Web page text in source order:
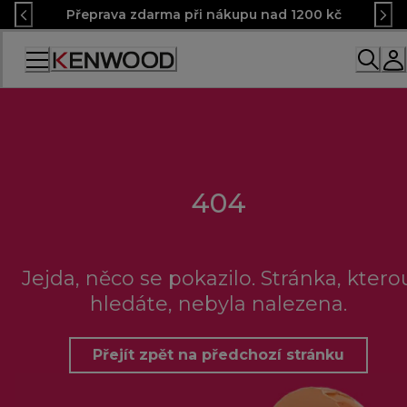
Skip
to
Content
Přeprava zdarma při nákupu nad 1200 kč
Accessibility
Statement
404
Jejda, něco se pokazilo. Stránka,
hledáte, nebyla nalezena.
Přejít zpět na předchozí stránku